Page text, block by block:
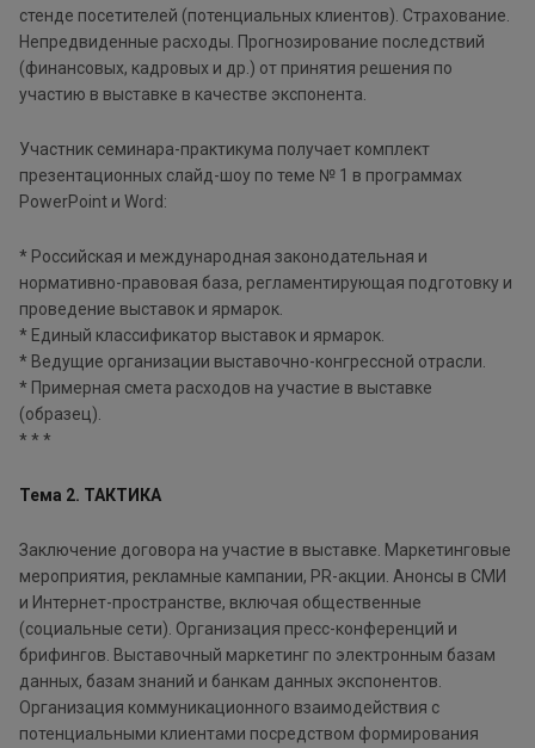
стенде посетителей (потенциальных клиентов). Страхование.
Непредвиденные расходы. Прогнозирование последствий
(финансовых, кадровых и др.) от принятия решения по
участию в выставке в качестве экспонента.
Участник семинара-практикума получает комплект
презентационных слайд-шоу по теме № 1 в программах
PowerPoint и Word:
* Российская и международная законодательная и
нормативно-правовая база, регламентирующая подготовку и
проведение выставок и ярмарок.
* Единый классификатор выставок и ярмарок.
* Ведущие организации выставочно-конгрессной отрасли.
* Примерная смета расходов на участие в выставке
(образец).
* * *
Тема 2. ТАКТИКА
Заключение договора на участие в выставке. Маркетинговые
мероприятия, рекламные кампании, PR-акции. Анонсы в СМИ
и Интернет-пространстве, включая общественные
(социальные сети). Организация пресс-конференций и
брифингов. Выставочный маркетинг по электронным базам
данных, базам знаний и банкам данных экспонентов.
Организация коммуникационного взаимодействия с
потенциальными клиентами посредством формирования